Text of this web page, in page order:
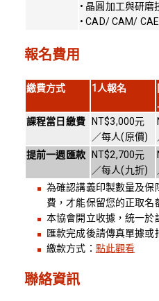
• 晶圓加工與研磨
• CAD/ CAM/
報名費用
繳費方式 1人報名
課程當日繳費
NT$3,000元
／每人(原價)
提前一週匯款
NT$2,700元
／每人(九折)
為確認講義印製數量及保
費，才能保留您的正取名
本協會開立收據，統一於
匯款完成後請傳真單據或
繳款方式： 點此觀看
聯絡資訊